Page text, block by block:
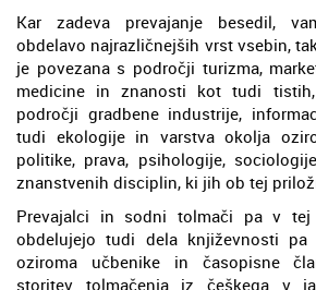
Kar zadeva prevajanje besedil,
obdelavo najrazličnejših vrst vsebin,
je povezana s področji turizma,
medicine in znanosti kot tudi
področji gradbene industrije,
tudi ekologije in varstva okolja
politike, prava, psihologije,
znanstvenih disciplin, ki jih ob tej
Prevajalci in sodni tolmači pa v tej
obdelujejo tudi dela književnosti
oziroma učbenike in časopisne
storitev tolmačenja iz češkega v